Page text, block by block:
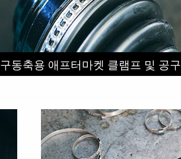
구동축용 애프터마켓 클램프 및 공구